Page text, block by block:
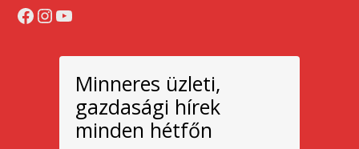
Facebook
Instagram
YouTube
Minneres üzleti,
gazdasági hírek
minden hétfőn